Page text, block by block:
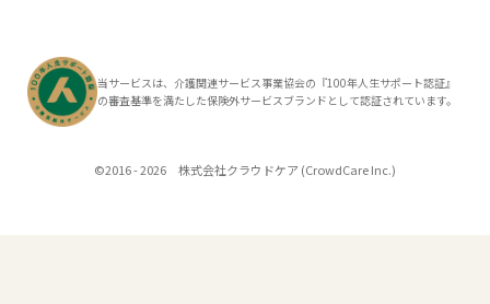
当サービスは、介護関連サービス事業協会の『100年人生サポート認証』
の審査基準を満たした保険外サービスブランドとして認証されています。
©2016 - 2026 株式会社クラウドケア (CrowdCare Inc.)